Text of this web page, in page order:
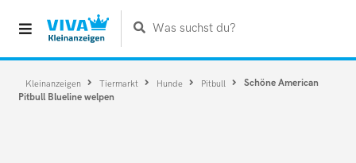
Was suchst du?
Kleinanzeigen Tiermarkt Hunde Pitbull
Schöne American
Pitbull Blueline welpen